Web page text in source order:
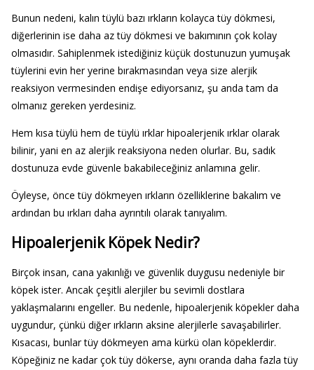
Bunun nedeni, kalın tüylü bazı ırkların kolayca tüy dökmesi,
diğerlerinin ise daha az tüy dökmesi ve bakımının çok kolay
olmasıdır. Sahiplenmek istediğiniz küçük dostunuzun yumuşak
tüylerini evin her yerine bırakmasından veya size alerjik
reaksiyon vermesinden endişe ediyorsanız, şu anda tam da
olmanız gereken yerdesiniz.
Hem kısa tüylü hem de tüylü ırklar hipoalerjenik ırklar olarak
bilinir, yani en az alerjik reaksiyona neden olurlar. Bu, sadık
dostunuza evde güvenle bakabileceğiniz anlamına gelir.
Öyleyse, önce tüy dökmeyen ırkların özelliklerine bakalım ve
ardından bu ırkları daha ayrıntılı olarak tanıyalım.
Hipoalerjenik Köpek Nedir?
Birçok insan, cana yakınlığı ve güvenlik duygusu nedeniyle bir
köpek ister. Ancak çeşitli alerjiler bu sevimli dostlara
yaklaşmalarını engeller. Bu nedenle, hipoalerjenik köpekler daha
uygundur, çünkü diğer ırkların aksine alerjilerle savaşabilirler.
Kısacası, bunlar tüy dökmeyen ama kürkü olan köpeklerdir.
Köpeğiniz ne kadar çok tüy dökerse, aynı oranda daha fazla tüy